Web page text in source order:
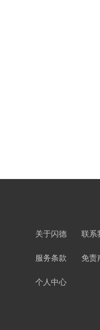
关于闪德 联系
服务条款 免责
个人中心